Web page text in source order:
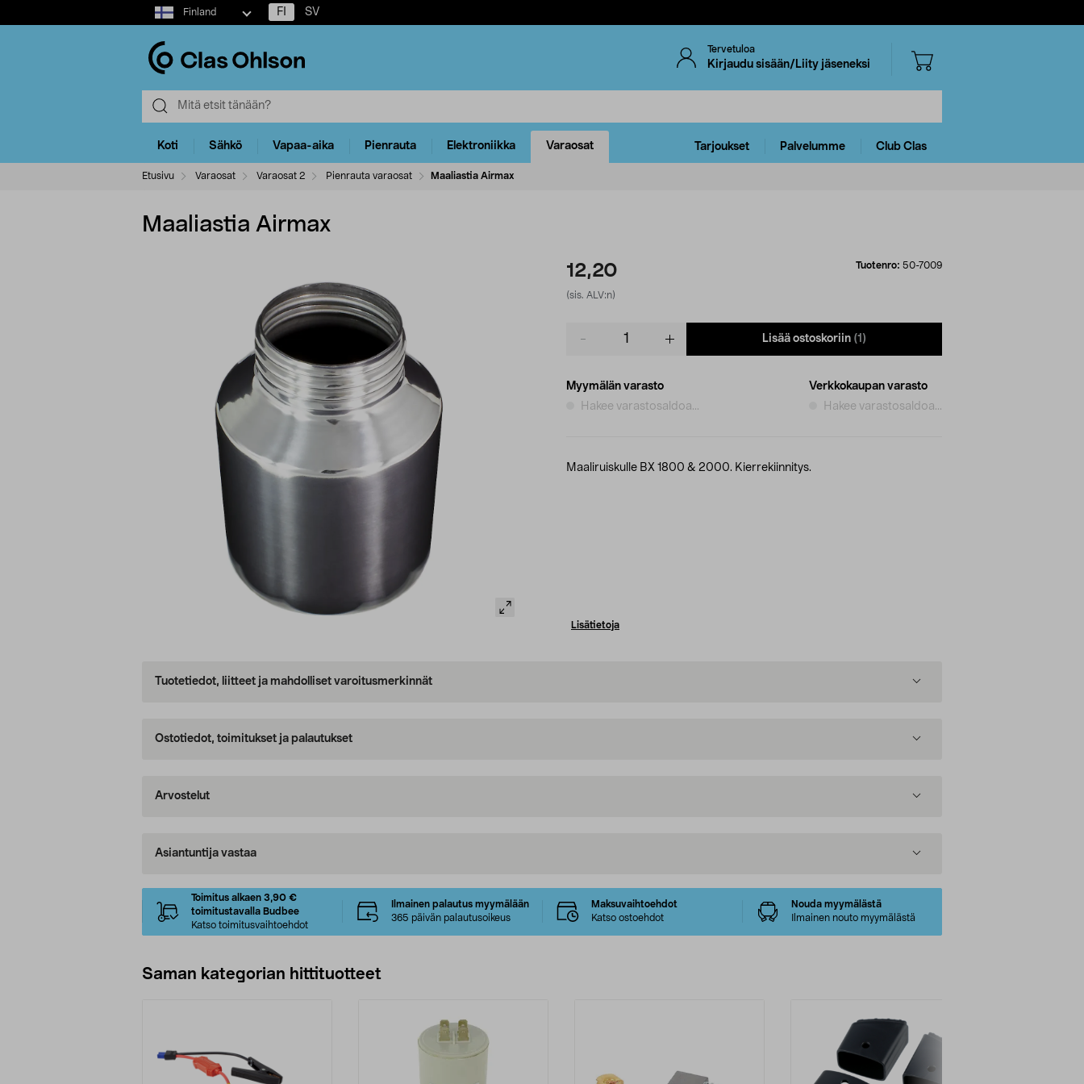
Select
market
Finland FI SV
Tervetuloa
Kirjaudu sisään/Liity jäseneksi
Koti Sähkö Vapaa-aika Pienrauta Elektroniikka Varaosat Tarjoukset Palvelumme Club Clas
Etusivu Varaosat Varaosat 2 Pienrauta varaosat Maaliastia Airmax
Maaliastia Airmax
12,20
(sis. ALV:n)
Tuotenro: 50-7009
Lisää ostoskoriin (1)
Myymälän varasto
Hakee varastosaldoa...
Verkkokaupan varasto
Hakee varastosaldoa...
Maaliruiskulle BX 1800 & 2000. Kierrekiinnitys.
Lisätietoja
Tuotetiedot, liitteet ja mahdolliset varoitusmerkinnät
Ostotiedot, toimitukset ja palautukset
Arvostelut
Asiantuntija vastaa
Toimitus alkaen 3,90 €
toimitustavalla Budbee
Katso toimitusvaihtoehdot
Ilmainen palautus myymälään
365 päivän palautusoikeus
Maksuvaihtoehdot
Katso ostoehdot
Nouda myymälästä
Ilmainen nouto myymälästä
Saman kategorian hittituotteet